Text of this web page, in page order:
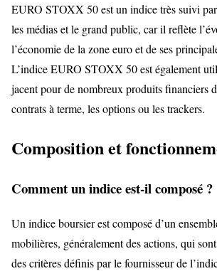
EURO STOXX 50 est un indice très suivi par
les médias et le grand public, car il reflète
l’économie de la zone euro et de ses
L’indice EURO STOXX 50 est également
jacent pour de nombreux produits financiers
contrats à terme, les options ou les trackers.
Composition et
Comment un indice est-il composé ?
Un indice boursier est composé d’un
mobilières, généralement des actions, qui
des critères définis par le fournisseur de